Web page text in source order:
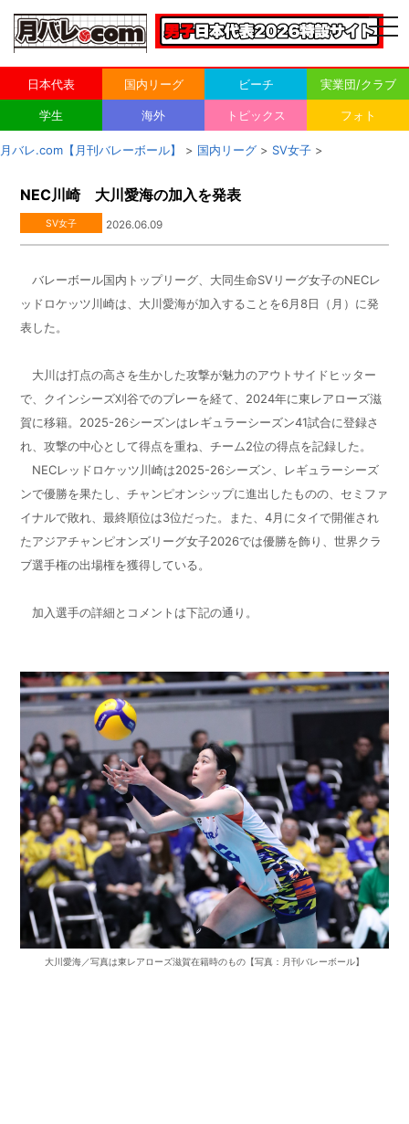
日本代表 国内リーグ ビーチ 実業団/クラブ
学生 海外 トピックス フォト
月バレ.com【月刊バレーボール】 > 国内リーグ > SV女子 >
NEC川崎 大川愛海の加入を発表
SV女子 2026.06.09
バレーボール国内トップリーグ、大同生命SVリーグ女子のNECレ
ッドロケッツ川崎は、大川愛海が加入することを6月8日（月）に発
表した。
大川は打点の高さを生かした攻撃が魅力のアウトサイドヒッター
で、クインシーズ刈谷でのプレーを経て、2024年に東レアローズ滋
賀に移籍。2025-26シーズンはレギュラーシーズン41試合に登録さ
れ、攻撃の中心として得点を重ね、チーム2位の得点を記録した。
NECレッドロケッツ川崎は2025-26シーズン、レギュラーシーズ
ンで優勝を果たし、チャンピオンシップに進出したものの、セミファ
イナルで敗れ、最終順位は3位だった。また、4月にタイで開催され
たアジアチャンピオンズリーグ女子2026では優勝を飾り、世界クラ
ブ選手権の出場権を獲得している。
加入選手の詳細とコメントは下記の通り。
大川愛海／写真は東レアローズ滋賀在籍時のもの【写真：月刊バレーボール】